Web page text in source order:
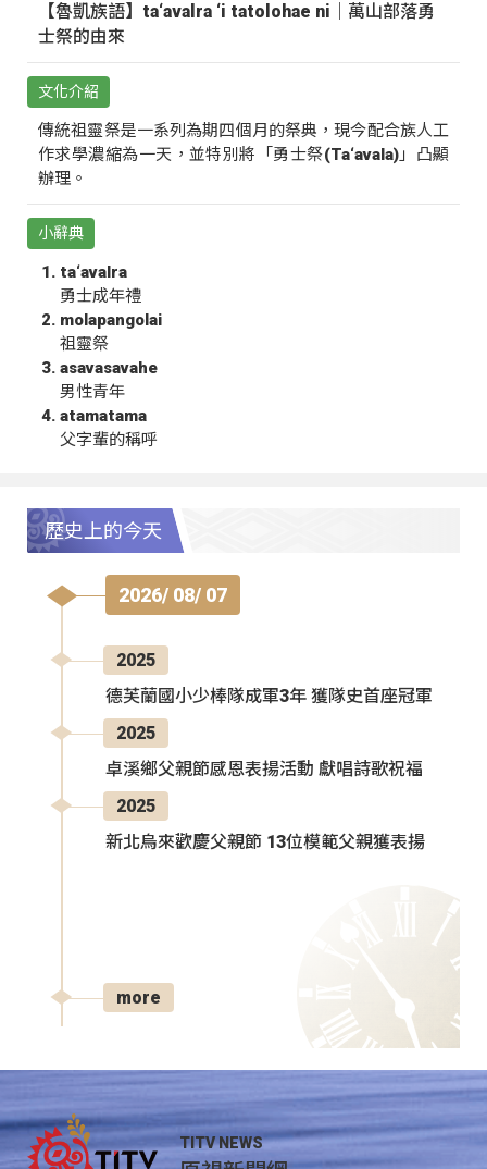
【魯凱族語】ta‘avalra ‘i tatolohae ni｜萬山部落勇
士祭的由來
文化介紹
傳統祖靈祭是一系列為期四個月的祭典，現今配合族人工
作求學濃縮為一天，並特別將「勇士祭(Ta‘avala)」凸顯
辦理。
小辭典
ta‘avalra
勇士成年禮
molapangolai
祖靈祭
asavasavahe
男性青年
atamatama
父字輩的稱呼
歷史上的今天
2026/ 08/ 07
2025
德芙蘭國小少棒隊成軍3年 獲隊史首座冠軍
2025
卓溪鄉父親節感恩表揚活動 獻唱詩歌祝福
2025
新北烏來歡慶父親節 13位模範父親獲表揚
more
TITV NEWS